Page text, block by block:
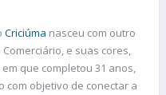
Criciúma nasceu com outro
e suas cores,
que completou 31 anos,
objetivo de conectar a